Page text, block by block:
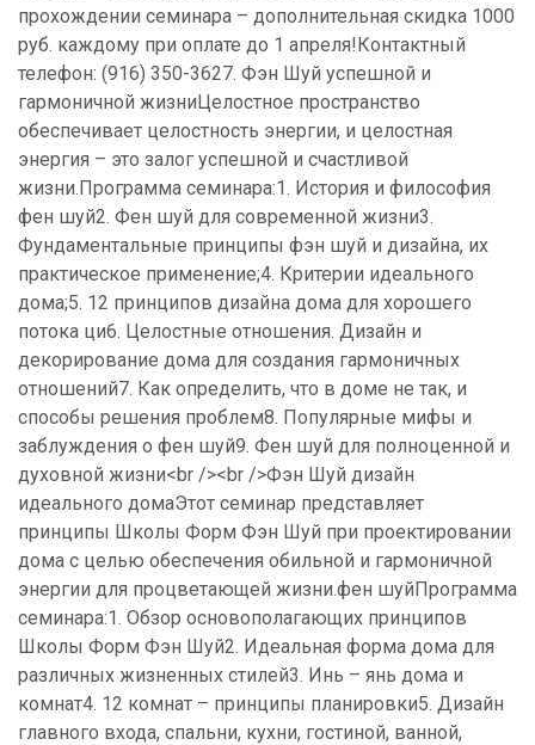
прохождении семинара – дополнительная скидка 1000
руб. каждому при оплате до 1 апреля!Контактный
телефон: (916) 350-3627. Фэн Шуй успешной и
гармоничной жизниЦелостное пространство
обеспечивает целостность энергии, и целостная
энергия – это залог успешной и счастливой
жизни.Программа семинара:1. История и философия
фен шуй2. Фен шуй для современной жизни3.
Фундаментальные принципы фэн шуй и дизайна, их
практическое применение;4. Критерии идеального
дома;5. 12 принципов дизайна дома для хорошего
потока ци6. Целостные отношения. Дизайн и
декорирование дома для создания гармоничных
отношений7. Как определить, что в доме не так, и
способы решения проблем8. Популярные мифы и
заблуждения о фен шуй9. Фен шуй для полноценной и
духовной жизни<br /><br />Фэн Шуй дизайн
идеального домаЭтот семинар представляет
принципы Школы Форм Фэн Шуй при проектировании
дома с целью обеспечения обильной и гармоничной
энергии для процветающей жизни.фен шуйПрограмма
семинара:1. Обзор основополагающих принципов
Школы Форм Фэн Шуй2. Идеальная форма дома для
различных жизненных стилей3. Инь – янь дома и
комнат4. 12 комнат – принципы планировки5. Дизайн
главного входа, спальни, кухни, гостиной, ванной,